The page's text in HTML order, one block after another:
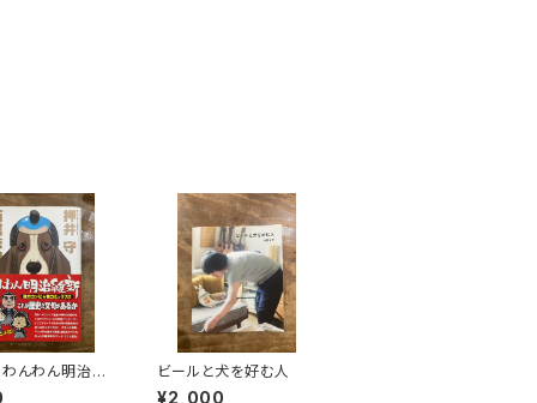
わんわん明治維 ビールと犬を好む人
¥2,000